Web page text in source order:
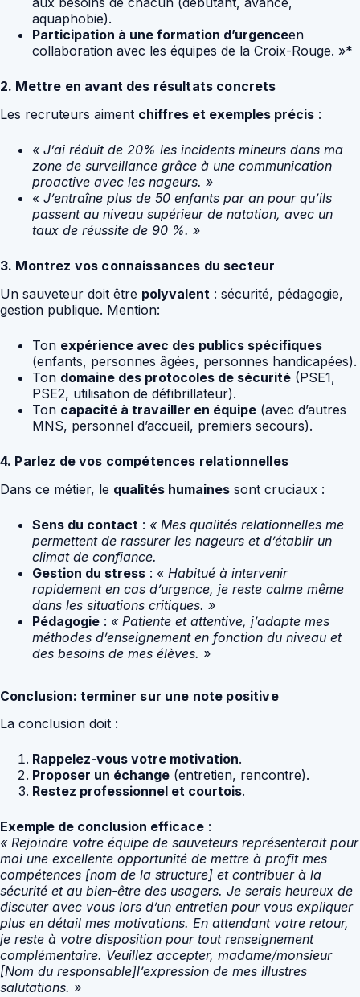
aquaphobie).
Participation à une formation d’urgenceen
collaboration avec les équipes de la Croix-Rouge. »*
2. Mettre en avant des résultats concrets
Les recruteurs aiment chiffres et exemples précis :
« J’ai réduit de 20% les incidents mineurs dans ma
zone de surveillance grâce à une communication
proactive avec les nageurs. »
« J’entraîne plus de 50 enfants par an pour qu’ils
passent au niveau supérieur de natation, avec un
taux de réussite de 90 %. »
3. Montrez vos connaissances du secteur
Un sauveteur doit être polyvalent : sécurité, pédagogie,
gestion publique. Mention:
Ton expérience avec des publics spécifiques
(enfants, personnes âgées, personnes handicapées).
Ton domaine des protocoles de sécurité (PSE1,
PSE2, utilisation de défibrillateur).
Ton capacité à travailler en équipe (avec d’autres
MNS, personnel d’accueil, premiers secours).
4. Parlez de vos compétences relationnelles
Dans ce métier, le qualités humaines sont cruciaux :
Sens du contact : « Mes qualités relationnelles me
permettent de rassurer les nageurs et d’établir un
climat de confiance.
Gestion du stress : « Habitué à intervenir
rapidement en cas d’urgence, je reste calme même
dans les situations critiques. »
Pédagogie : « Patiente et attentive, j’adapte mes
méthodes d’enseignement en fonction du niveau et
des besoins de mes élèves. »
Conclusion: terminer sur une note positive
La conclusion doit :
Rappelez-vous votre motivation.
Proposer un échange (entretien, rencontre).
Restez professionnel et courtois.
Exemple de conclusion efficace :
« Rejoindre votre équipe de sauveteurs représenterait pour
moi une excellente opportunité de mettre à profit mes
compétences [nom de la structure] et contribuer à la
sécurité et au bien-être des usagers. Je serais heureux de
discuter avec vous lors d’un entretien pour vous expliquer
plus en détail mes motivations. En attendant votre retour,
je reste à votre disposition pour tout renseignement
complémentaire. Veuillez accepter, madame/monsieur
[Nom du responsable]l’expression de mes illustres
salutations. »